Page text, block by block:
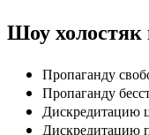
Шоу холостяк
Пропаганду
Пропаганду
Дискредитацию
Дискредитацию